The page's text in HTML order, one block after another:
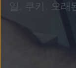
일, 쿠키, 오래